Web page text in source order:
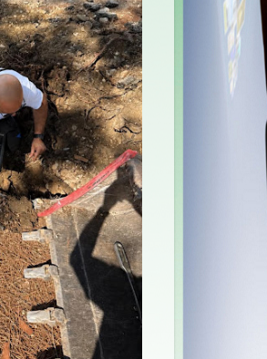
IMPIANTI, RISORSE E TERRITORIO: IL